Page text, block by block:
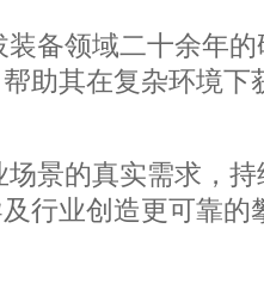
备领域二十余年
助其在复杂环境下
景的真实需求，
行业创造更可靠的